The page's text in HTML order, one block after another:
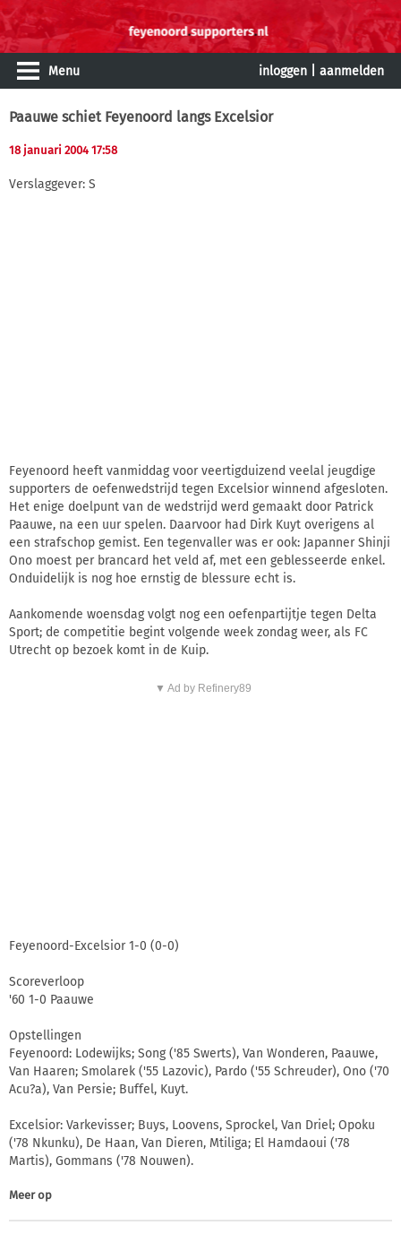
Menu inloggen aanmelden
Paauwe schiet Feyenoord langs Excelsior
18 januari 2004 17:58
Verslaggever: S
Feyenoord heeft vanmiddag voor veertigduizend veelal jeugdige
supporters de oefenwedstrijd tegen Excelsior winnend afgesloten.
Het enige doelpunt van de wedstrijd werd gemaakt door Patrick
Paauwe, na een uur spelen. Daarvoor had Dirk Kuyt overigens al
een strafschop gemist. Een tegenvaller was er ook: Japanner Shinji
Ono moest per brancard het veld af, met een geblesseerde enkel.
Onduidelijk is nog hoe ernstig de blessure echt is.
Aankomende woensdag volgt nog een oefenpartijtje tegen Delta
Sport; de competitie begint volgende week zondag weer, als FC
Utrecht op bezoek komt in de Kuip.
▼ Ad by Refinery89
Feyenoord-Excelsior 1-0 (0-0)
Scoreverloop
'60 1-0 Paauwe
Opstellingen
Feyenoord: Lodewijks; Song ('85 Swerts), Van Wonderen, Paauwe,
Van Haaren; Smolarek ('55 Lazovic), Pardo ('55 Schreuder), Ono ('70
Acu?a), Van Persie; Buffel, Kuyt.
Excelsior: Varkevisser; Buys, Loovens, Sprockel, Van Driel; Opoku
('78 Nkunku), De Haan, Van Dieren, Mtiliga; El Hamdaoui ('78
Martis), Gommans ('78 Nouwen).
Meer op